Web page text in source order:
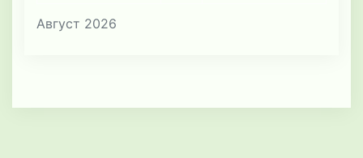
Август 2026